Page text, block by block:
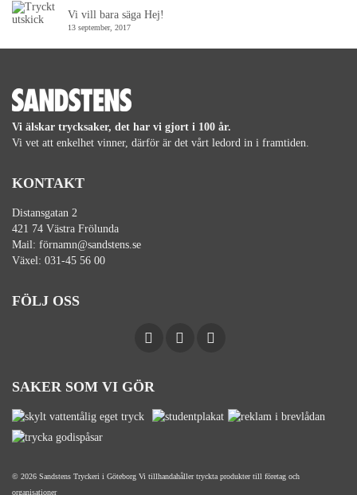
Vi vill bara säga Hej!
13 september, 2017
Vi älskar trycksaker, det har vi gjort i 100 år.
Vi vet att enkelhet vinner, därför är det vårt ledord in i framtiden.
KONTAKT
Distansgatan 2
421 74 Västra Frölunda
Mail: förnamn@sandstens.se
Växel: 031-45 56 00
FÖLJ OSS
SAKER SOM VI GÖR
© 2026 Sandstens Tryckeri i Göteborg Vi tillhandahåller tryckta produkter till företag och
organisationer